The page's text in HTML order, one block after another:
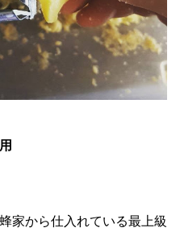
家から仕入れている最上級